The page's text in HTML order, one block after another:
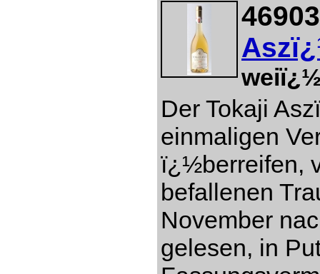
Der Tokaji
einmaligen
ï¿½berreifen,
befallenen
November
gelesen, in